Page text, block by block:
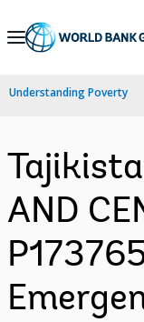
Skip
Navigation
Understanding Poverty
AND